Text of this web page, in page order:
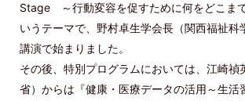
Stage ～行動変容を促すために何をどこま
いうテーマで、野村卓生学会長（関西福祉科
講演で始まりました。
その後、特別プログラムにおいては、江崎禎
省）からは『健康・医療データの活用～生活